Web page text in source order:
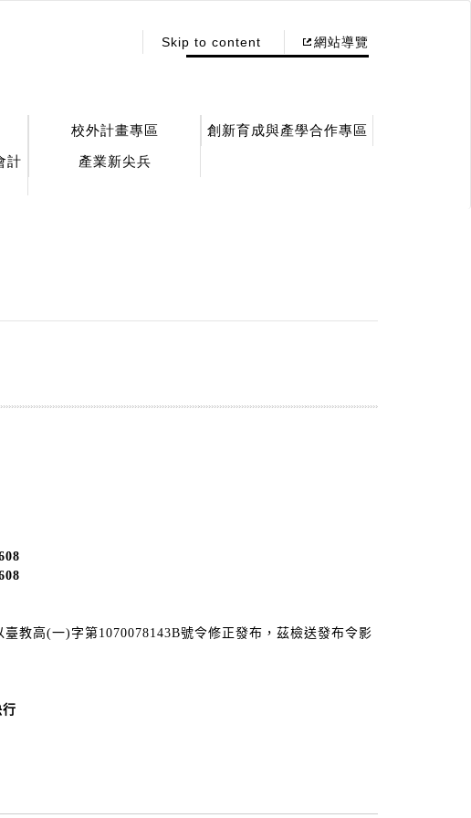
Skip to content 網站導覽
校外計畫專區
創新育成與產學合作專區
計
產業新尖兵
教高(一)字第1070078143B號令修正發布，茲檢送發布令影